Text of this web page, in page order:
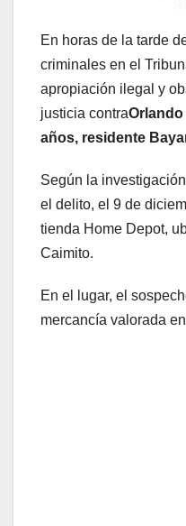
En horas de la tarde
criminales en el
apropiación ilegal y
justicia contraOrlando
años, residente
Según la
el delito, el 9 de
tienda Home Depot,
Caimito.
En el lugar, el
mercancía valorada